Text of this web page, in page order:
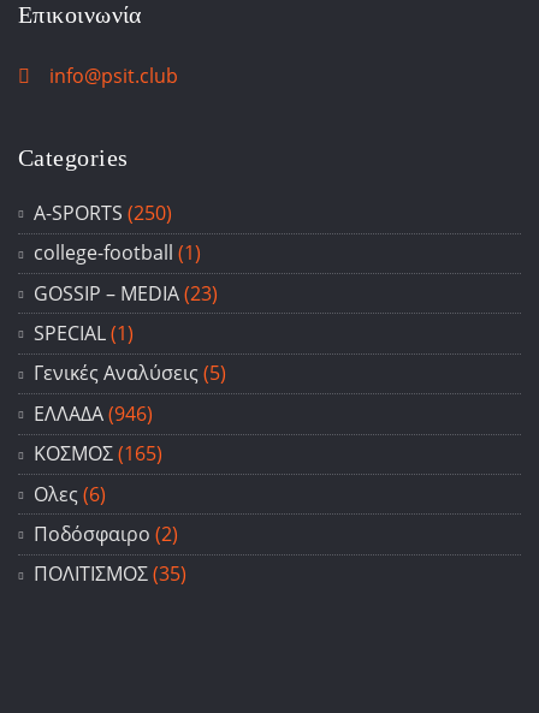
Επικοινωνία
info@psit.club
Categories
A-SPORTS (250)
college-football (1)
GOSSIP – ΜΕDIA(23)
SPECIAL(1)
Γενικές Αναλύσεις(5)
ΕΛΛΑΔΑ(946)
ΚΟΣΜΟΣ(165)
Ολες (6)
Ποδόσφαιρο (2)
ΠΟΛΙΤΙΣΜΟΣ(35)